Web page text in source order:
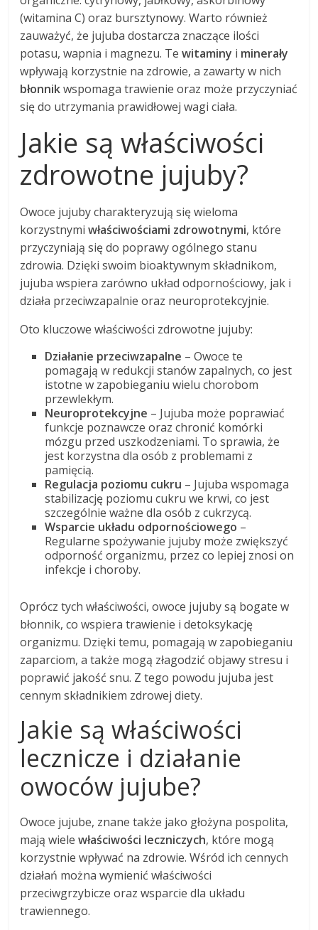
(witamina C) oraz bursztynowy. Warto również
zauważyć, że jujuba dostarcza znaczące ilości
potasu, wapnia i magnezu. Tewitaminy i minerały
wpływają korzystnie na zdrowie, a zawarty w nich
błonnikwspomaga trawienie oraz może przyczyniać
się do utrzymania prawidłowej wagi ciała.
Jakie są właściwości
zdrowotne jujuby?
Owoce jujuby charakteryzują się wieloma
korzystnymiwłaściwościami zdrowotnymi, które
przyczyniają się do poprawy ogólnego stanu
zdrowia. Dzięki swoim bioaktywnym składnikom,
jujuba wspiera zarówno układ odpornościowy, jak i
działa przeciwzapalnie oraz neuroprotekcyjnie.
Oto kluczowe właściwości zdrowotne jujuby:
Działanie przeciwzapalne – Owoce te
pomagają w redukcji stanów zapalnych, co jest
istotne w zapobieganiu wielu chorobom
przewlekłym.
Neuroprotekcyjne – Jujuba może poprawiać
funkcje poznawcze oraz chronić komórki
mózgu przed uszkodzeniami. To sprawia, że
jest korzystna dla osób z problemami z
pamięcią.
Regulacja poziomu cukru – Jujuba wspomaga
stabilizację poziomu cukru we krwi, co jest
szczególnie ważne dla osób z cukrzycą.
Wsparcie układu odpornościowego –
Regularne spożywanie jujuby może zwiększyć
odporność organizmu, przez co lepiej znosi on
infekcje i choroby.
Oprócz tych właściwości, owoce jujuby są bogate w
błonnik, co wspiera trawienie i detoksykację
organizmu. Dzięki temu, pomagają w zapobieganiu
zaparciom, a także mogą złagodzić objawy stresu i
poprawić jakość snu. Z tego powodu jujuba jest
cennym składnikiem zdrowej diety.
Jakie są właściwości
lecznicze i działanie
owoców jujube?
Owoce jujube, znane także jako głożyna pospolita,
mają wielewłaściwości leczniczych, które mogą
korzystnie wpływać na zdrowie. Wśród ich cennych
działań można wymienić właściwości
przeciwgrzybicze oraz wsparcie dla układu
trawiennego.